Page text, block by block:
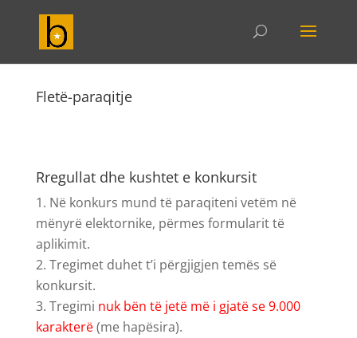
Fletë-paraqitje
Rregullat dhe kushtet e konkursit
Në konkurs mund të paraqiteni vetëm në
mënyrë elektornike, përmes formularit të
aplikimit.
Tregimet duhet t’i përgjigjen temës së
konkursit.
Tregimi nuk bën të jetë më i gjatë se 9.000
karakterë(me hapësira).